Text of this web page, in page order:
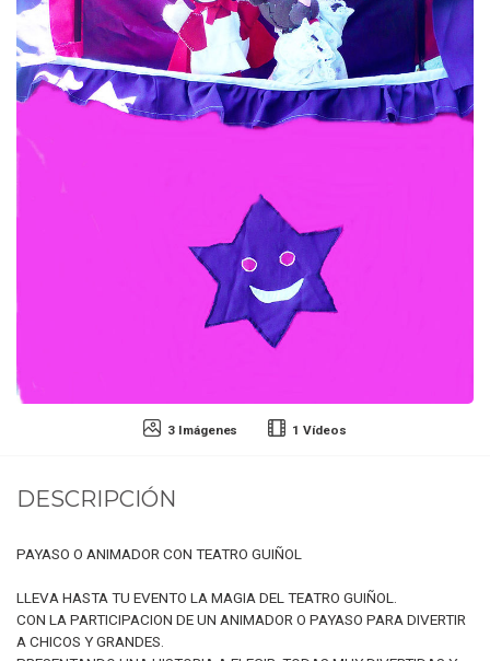
3 Imágenes 1 Vídeos
DESCRIPCIÓN
PAYASO O ANIMADOR CON TEATRO GUIÑOL
LLEVA HASTA TU EVENTO LA MAGIA DEL TEATRO GUIÑOL.
CON LA PARTICIPACION DE UN ANIMADOR O PAYASO PARA DIVERTIR
A CHICOS Y GRANDES.